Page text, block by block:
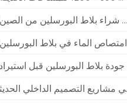
كيف يمكنك شراء بلاط البورسلين من
ماذا يعني امتصاص الماء في بلاط
كيفية فحص جودة بلاط البورسلين قبل
بلاط البورسلين ذو مظهر الرخام: لماذا يحظى بشعبية في مشاريع التصميم الداخلي